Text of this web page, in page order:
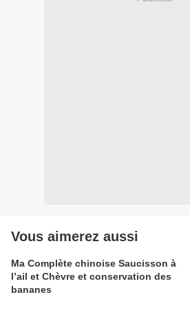
Vous aimerez aussi
Ma Complète chinoise Saucisson à
l’ail et Chèvre et conservation des
bananes